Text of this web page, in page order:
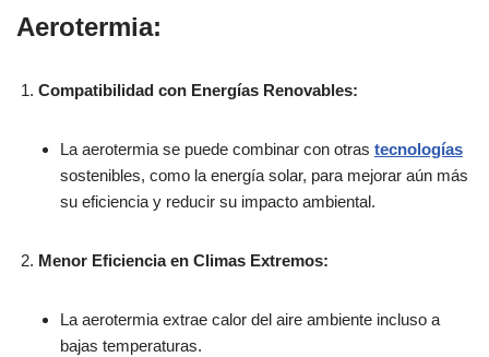
Aerotermia:
Compatibilidad con Energías Renovables:
La aerotermia se puede combinar con otras tecnologías
sostenibles, como la energía solar, para mejorar aún más
su eficiencia y reducir su impacto ambiental.
Menor Eficiencia en Climas Extremos:
La aerotermia extrae calor del aire ambiente incluso a
bajas temperaturas.